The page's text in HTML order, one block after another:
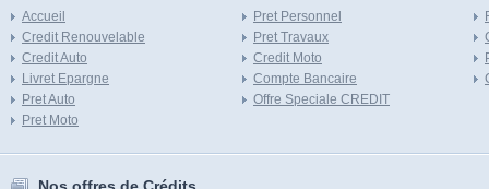
Accueil
Credit Renouvelable
Credit Auto
Livret Epargne
Pret Auto
Pret Moto
Pret Personnel
Pret Travaux
Credit Moto
Compte Bancaire
Offre Speciale CREDIT